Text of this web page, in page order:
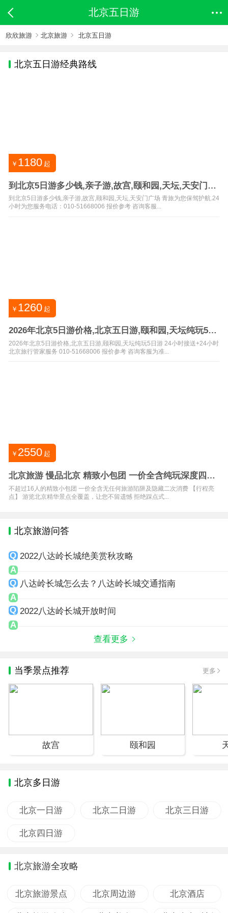
北京五日游
欣欣旅游 北京旅游 北京五日游
北京五日游经典路线
￥ 1180 起
到北京5日游多少钱,亲子游,故宫,颐和园,天坛,天安门广
场
到北京5日游多少钱,亲子游,故宫,颐和园,天坛,天安门广场 青旅为您保驾护航.24
小时为您服务电话：010-51668006 报价参考 咨询客服...
￥ 1260 起
2026年北京5日游价格,北京五日游,颐和园,天坛纯玩5日
游
2026年北京5日游价格,北京五日游,颐和园,天坛纯玩5日游 24小时接送+24小时
北京旅行管家服务 010-51668006 报价参考 咨询客服为准...
￥ 2550 起
北京旅游 慢品北京 精致小包团 一价全含纯玩深度四晚
五日游
不超过16人的精致小包团 一价全含无任何旅游陷阱及隐藏二次消费 【行程亮
点】 游览北京精华景点全覆盖，让您不留遗憾 拒绝踩点式...
北京旅游问答
2022八达岭长城绝美赏秋攻略
八达岭长城怎么去？八达岭长城交通指南
2022八达岭长城开放时间
查看更多
当季景点推荐 更多
故宫 颐和园
北京多日游
北京一日游 北京二日游 北京三日游
北京四日游
北京旅游全攻略
北京旅游景点 北京周边游 北京酒店